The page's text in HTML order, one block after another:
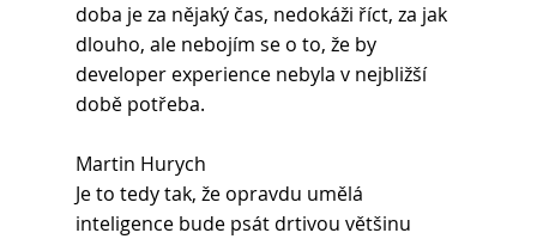
doba je za nějaký čas, nedokáži říct, za jak
dlouho, ale nebojím se o to, že by
developer experience nebyla v nejbližší
době potřeba.
Martin Hurych
Je to tedy tak, že opravdu umělá
inteligence bude psát drtivou většinu